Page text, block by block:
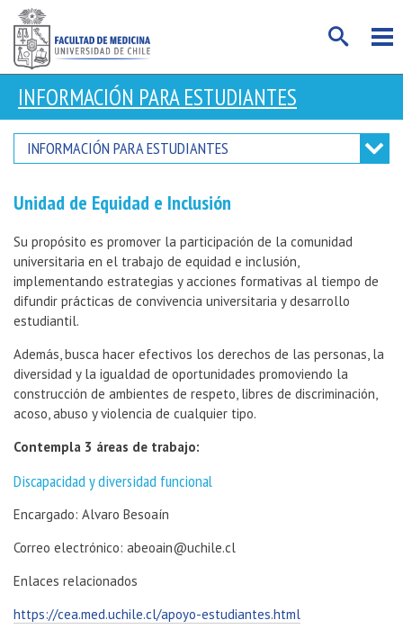
INFORMACIÓN PARA ESTUDIANTES
INFORMACIÓN PARA ESTUDIANTES
Unidad de Equidad e Inclusión
Su propósito es promover la participación de la comunidad
universitaria en el trabajo de equidad e inclusión,
implementando estrategias y acciones formativas al tiempo de
difundir prácticas de convivencia universitaria y desarrollo
estudiantil.
Además, busca hacer efectivos los derechos de las personas, la
diversidad y la igualdad de oportunidades promoviendo la
construcción de ambientes de respeto, libres de discriminación,
acoso, abuso y violencia de cualquier tipo.
Contempla 3 áreas de trabajo:
Discapacidad y diversidad funcional
Encargado: Alvaro Besoaín
Correo electrónico: abeoain@uchile.cl
Enlaces relacionados
https://cea.med.uchile.cl/apoyo-estudiantes.html